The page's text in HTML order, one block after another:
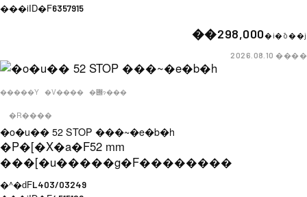
���iID�F6357915
��298,000�i�ō��j
2026.08.10����
�����Y �V���� �݌ɂ���
�R����
�o�u�� 52 STOP ���~�e�b�h
�P�[�X�a�F52 mm
���[�u�����g�F��������
�^�ԁFL403/03249